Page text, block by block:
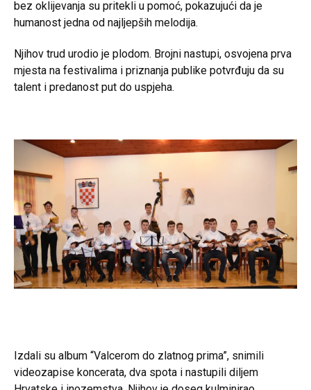
bez oklijevanja su pritekli u pomoć, pokazujući da je
humanost jedna od najljepših melodija.
Njihov trud urodio je plodom. Brojni nastupi, osvojena prva
mjesta na festivalima i priznanja publike potvrđuju da su
talent i predanost put do uspjeha.
Izdali su album “Valcerom do zlatnog prima”, snimili
videozapise koncerata, dva spota i nastupili diljem